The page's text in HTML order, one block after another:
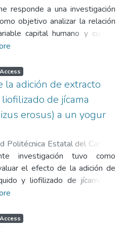
2026-08-07)Farinango
Nayeli Margarita;Guerrero
Lisbeth;Quinde Sari,
responde a una investigación
objetivo analizar la relación
capital humano y cultura
en las microempresas del
la necesidad de comprender
competencias y
de los colaboradores influyen
de entornos
favorables para el
empresarial. Se empleó un
de tipo descriptivo-
y de campo, mediante la
encuestas estructuradas a una
280 microempresas
del cantón. Los datos fueron
JASP, utilizando estadística
la adición de extracto
de jícama
erosus) a un yogur
Politécnica Estatal del Carchi -
2026-08-05)Chapues Puetate,
;Lugo Bolaños, Angela
Revelo, Gualberto Gerardo
investigación tuvo como
el efecto de la adición de
y liofilizado de jícama en
de 3 %, 4 % y 5 % a un
yogur a partir de leche entera